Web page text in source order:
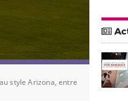
style Arizona, entre